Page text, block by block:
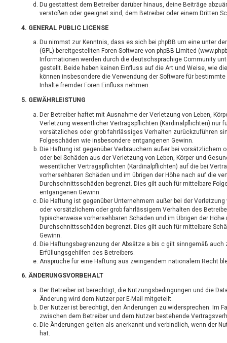
Du gestattest dem Betreiber darüber hinaus, deine Beiträge
verstoßen oder geeignet sind, dem Betreiber oder einem Dritten
4. GENERAL PUBLIC LICENSE
Du nimmst zur Kenntnis, dass es sich bei phpBB um eine unter der
(GPL) bereitgestellten Foren-Software von phpBB Limited
Informationen werden durch die deutschsprachige Community
gestellt. Beide haben keinen Einfluss auf die Art und Weise, wie
können insbesondere die Verwendung der Software für
Inhalte fremder Foren Einfluss nehmen.
5. GEWÄHRLEISTUNG
Der Betreiber haftet mit Ausnahme der Verletzung von Leben,
Verletzung wesentlicher Vertragspflichten (Kardinalpflichten) nur
vorsätzliches oder grob fahrlässiges Verhalten zurückzuführen
Folgeschäden wie insbesondere entgangenen Gewinn.
Die Haftung ist gegenüber Verbrauchern außer bei vorsätzlichem
oder bei Schäden aus der Verletzung von Leben, Körper und
wesentlicher Vertragspflichten (Kardinalpflichten) auf die bei
vorhersehbaren Schäden und im übrigen der Höhe nach auf die
Durchschnittsschäden begrenzt. Dies gilt auch für mittelbare
entgangenen Gewinn.
Die Haftung ist gegenüber Unternehmern außer bei der Verletzung
oder vorsätzlichem oder grob fahrlässigem Verhalten des
typischerweise vorhersehbaren Schäden und im Übrigen der
Durchschnittsschäden begrenzt. Dies gilt auch für mittelbare
Gewinn.
Die Haftungsbegrenzung der Absätze a bis c gilt sinngemäß auch
Erfüllungsgehilfen des Betreibers.
Ansprüche für eine Haftung aus zwingendem nationalem Recht
6. ÄNDERUNGSVORBEHALT
Der Betreiber ist berechtigt, die Nutzungsbedingungen und die
Änderung wird dem Nutzer per E-Mail mitgeteilt.
Der Nutzer ist berechtigt, den Änderungen zu widersprechen. Im
zwischen dem Betreiber und dem Nutzer bestehende
Die Änderungen gelten als anerkannt und verbindlich, wenn der
hat.